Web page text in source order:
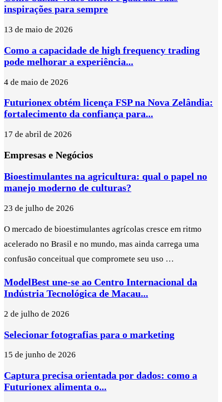
inspirações para sempre
13 de maio de 2026
Como a capacidade de high frequency trading
pode melhorar a experiência...
4 de maio de 2026
Futurionex obtém licença FSP na Nova Zelândia:
fortalecimento da confiança para...
17 de abril de 2026
Empresas e Negócios
Bioestimulantes na agricultura: qual o papel no
manejo moderno de culturas?
23 de julho de 2026
O mercado de bioestimulantes agrícolas cresce em ritmo
acelerado no Brasil e no mundo, mas ainda carrega uma
confusão conceitual que compromete seu uso …
ModelBest une-se ao Centro Internacional da
Indústria Tecnológica de Macau...
2 de julho de 2026
Selecionar fotografias para o marketing
15 de junho de 2026
Captura precisa orientada por dados: como a
Futurionex alimenta o...